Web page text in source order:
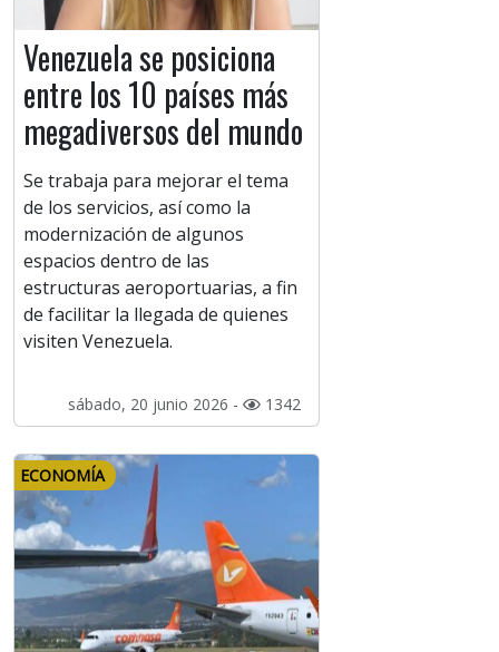
Venezuela se posiciona
entre los 10 países más
megadiversos del mundo
Se trabaja para mejorar el tema
de los servicios, así como la
modernización de algunos
espacios dentro de las
estructuras aeroportuarias, a fin
de facilitar la llegada de quienes
visiten Venezuela.
sábado, 20 junio 2026 - 1342
ECONOMÍA